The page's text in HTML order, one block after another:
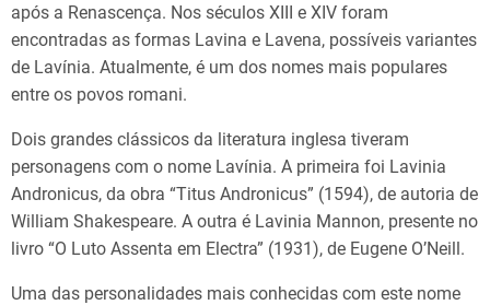
após a Renascença. Nos séculos XIII e XIV foram
encontradas as formas Lavina e Lavena, possíveis variantes
de Lavínia. Atualmente, é um dos nomes mais populares
entre os povos romani.
Dois grandes clássicos da literatura inglesa tiveram
personagens com o nome Lavínia. A primeira foi Lavinia
Andronicus, da obra “Titus Andronicus” (1594), de autoria de
William Shakespeare. A outra é Lavinia Mannon, presente no
livro “O Luto Assenta em Electra” (1931), de Eugene O’Neill.
Uma das personalidades mais conhecidas com este nome